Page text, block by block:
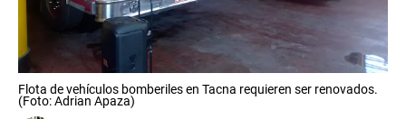
Flota de vehículos bomberiles en Tacna requieren ser renovados.
(Foto: Adrian Apaza)